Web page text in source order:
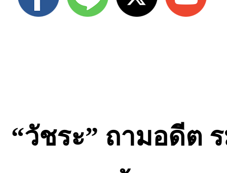
“วัชระ” ถามอดีต